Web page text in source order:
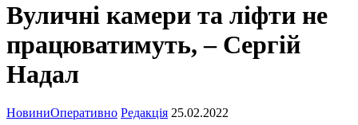
Вуличні камери та ліфти не
працюватимуть, – Сергій
Надал
НовиниОперативно Редакція 25.02.2022